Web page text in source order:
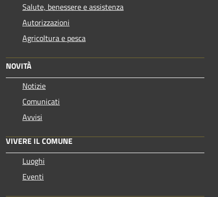
Salute, benessere e assistenza
Autorizzazioni
Agricoltura e pesca
NOVITÀ
Notizie
Comunicati
Avvisi
VIVERE IL COMUNE
Luoghi
Eventi